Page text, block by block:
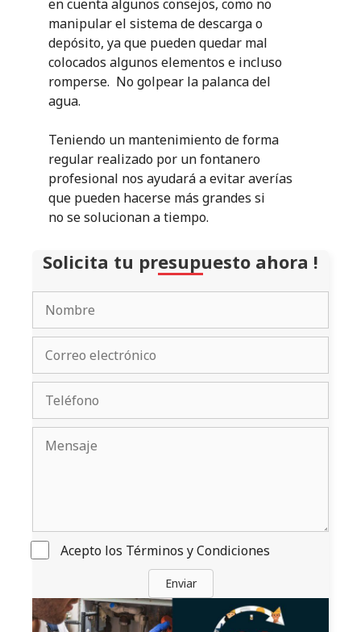
en cuenta algunos consejos, como no
manipular el sistema de descarga o
depósito, ya que pueden quedar mal
colocados algunos elementos e incluso
romperse. No golpear la palanca del
agua.
Teniendo un mantenimiento de forma
regular realizado por un fontanero
profesional nos ayudará a evitar averías
que pueden hacerse más grandes si
no se solucionan a tiempo.
Solicita tu presupuesto ahora !
Acepto los Términos y Condiciones
Enviar